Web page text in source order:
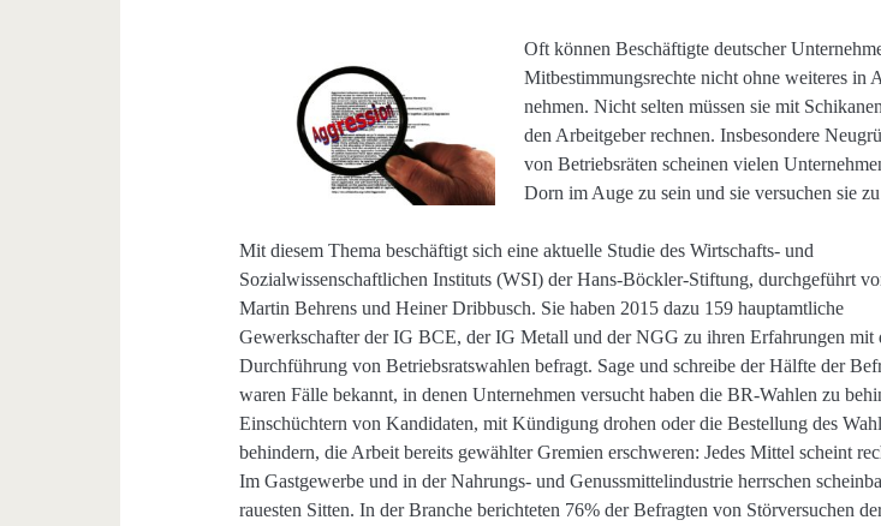
Oft können Beschäftigte deutscher
Mitbestimmungsrechte nicht ohne weiteres in
nehmen. Nicht selten müssen sie mit
den Arbeitgeber rechnen. Insbesondere
von Betriebsräten scheinen vielen
Dorn im Auge zu sein und sie versuchen sie
Mit diesem Thema beschäftigt sich eine aktuelle Studie des Wirtschafts- und
Sozialwissenschaftlichen Instituts (WSI) der Hans-Böckler-Stiftung, durchgeführt
Martin Behrens und Heiner Dribbusch. Sie haben 2015 dazu 159 hauptamtliche
Gewerkschafter der IG BCE, der IG Metall und der NGG zu ihren Erfahrungen mit
Durchführung von Betriebsratswahlen befragt. Sage und schreibe der Hälfte der
waren Fälle bekannt, in denen Unternehmen versucht haben die BR-Wahlen zu
Einschüchtern von Kandidaten, mit Kündigung drohen oder die Bestellung des
behindern, die Arbeit bereits gewählter Gremien erschweren: Jedes Mittel scheint
Im Gastgewerbe und in der Nahrungs- und Genussmittelindustrie herrschen
rauesten Sitten. In der Branche berichteten 76% der Befragten von Störversuchen